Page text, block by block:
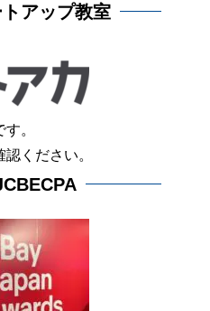
アップ教室
。
認ください。